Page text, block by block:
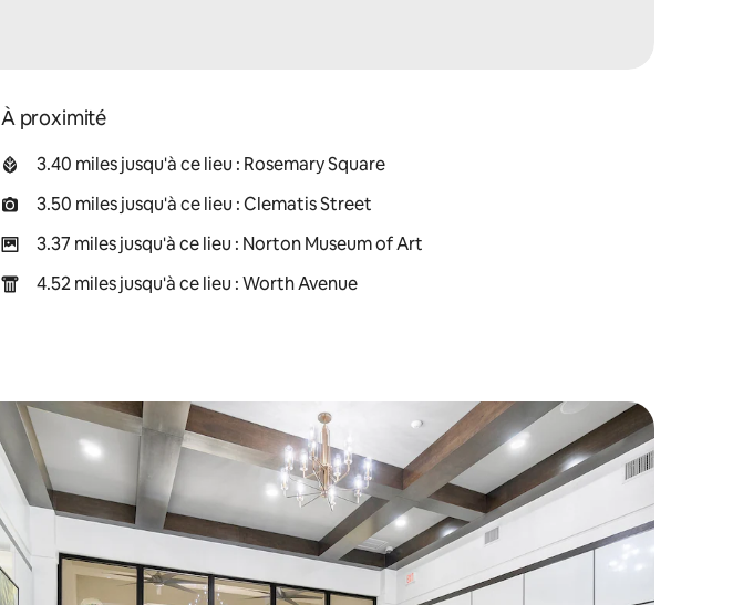
À proximité
3.40 miles jusqu'à ce lieu : Rosemary Square
3.50 miles jusqu'à ce lieu : Clematis Street
3.37 miles jusqu'à ce lieu : Norton Museum of Art
4.52 miles jusqu'à ce lieu : Worth Avenue